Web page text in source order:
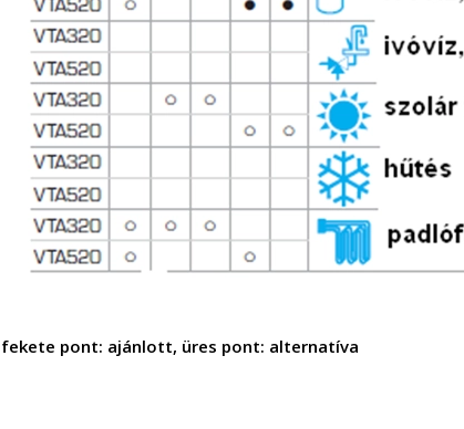
fekete pont: ajánlott, üres pont: alternatíva